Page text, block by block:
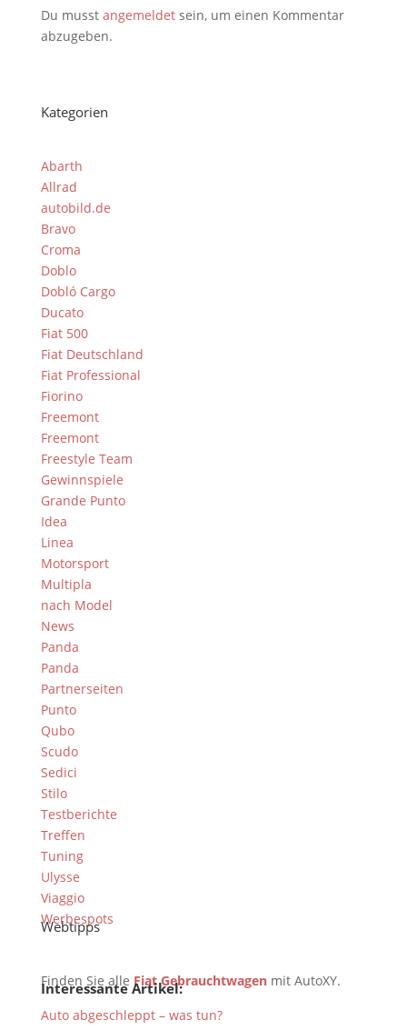
Du musst angemeldetsein, um einen Kommentar
abzugeben.
Kategorien
Abarth
Allrad
autobild.de
Bravo
Croma
Doblo
Dobló Cargo
Ducato
Fiat 500
Fiat Deutschland
Fiat Professional
Fiorino
Freemont
Freemont
Freestyle Team
Gewinnspiele
Grande Punto
Idea
Linea
Motorsport
Multipla
nach Model
News
Panda
Panda
Partnerseiten
Punto
Qubo
Scudo
Sedici
Stilo
Testberichte
Treffen
Tuning
Ulysse
Viaggio
Werbespots
Webtipps
Finden Sie alle Fiat Gebrauchtwagenmit AutoXY.
Interessante Artikel:
Auto abgeschleppt – was tun?